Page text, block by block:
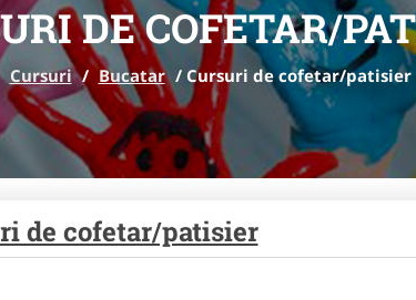
DE COFETAR/
Cursuri / Bucatar / Cursuri de cofetar/patisier
de cofetar/patisier